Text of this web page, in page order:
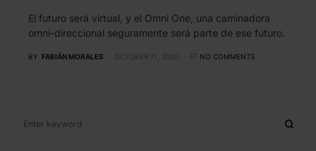
El futuro será virtual, y el Omni One, una caminadora
omni-direccional seguramente será parte de ese futuro.
BY FABIÁN MORALES OCTOBER 11, 2020 NO COMMENTS